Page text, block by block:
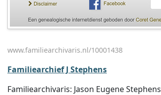
www.familiearchivaris.nl/10001438
Familiearchief J Stephens
Familiearchivaris: Jason Eugene Stephens